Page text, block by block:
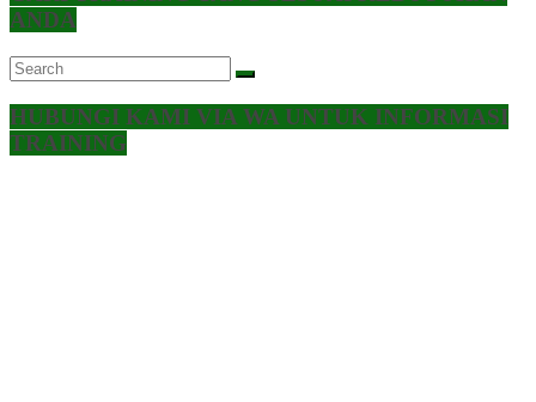
ANDA
HUBUNGI KAMI VIA WA UNTUK INFORMASI
TRAINING